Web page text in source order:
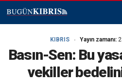
KIBRIS Yayın zamanı:
Basın-Sen: Bu
vekiller